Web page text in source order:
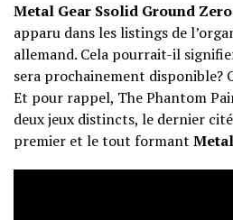
Metal Gear Ssolid Ground
apparu dans les listings de
allemand. Cela pourrait-il
sera prochainement disponible?
Et pour rappel, The Phantom
deux jeux distincts, le dernier
premier et le tout formant